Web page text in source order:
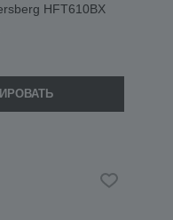
HFT610BX